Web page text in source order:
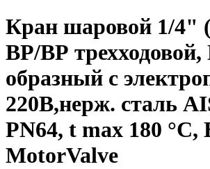
Кран шаровой 1/4"
ВР/ВР трехходовой,
образный с
220В,нерж. сталь
PN64, t max 180 °С,
MotorValve